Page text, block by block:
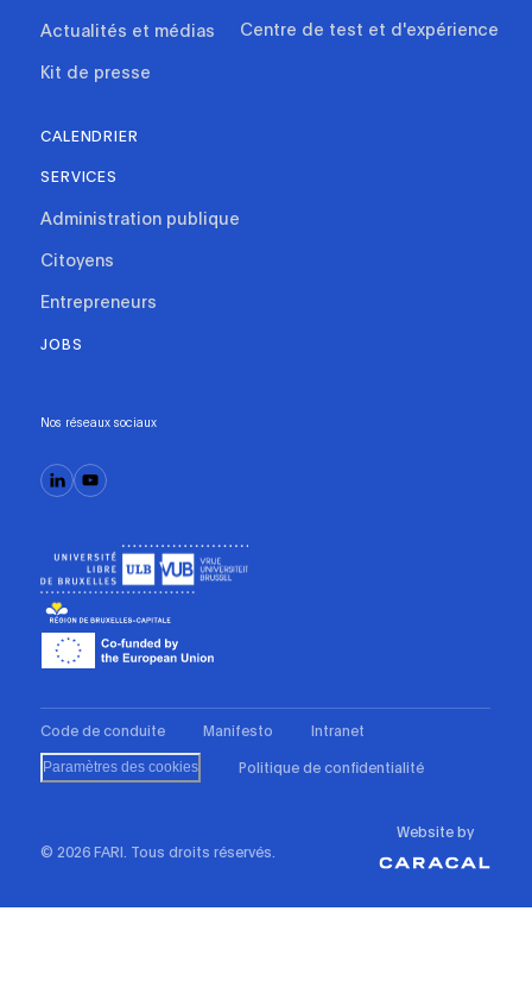
Actualités et médias
Kit de presse
Centre de test et d'expérience
CALENDRIER
SERVICES
Administration publique
Citoyens
Entrepreneurs
JOBS
Nos réseaux sociaux
Code de conduite Manifesto Intranet
Paramètres des cookies Politique de confidentialité
© 2026 FARI. Tous droits réservés.
Website by